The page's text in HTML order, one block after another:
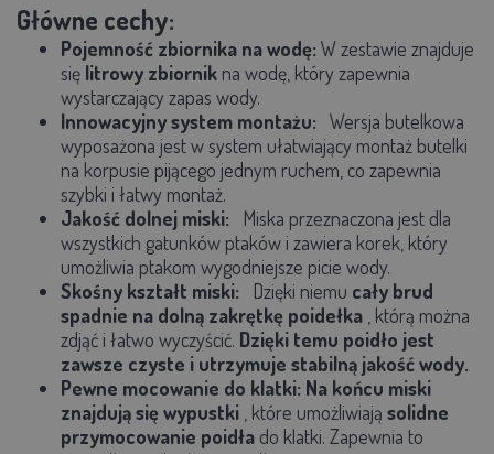
Główne cechy:
Pojemność zbiornika na wodę: W zestawie znajduje
się litrowy zbiornik na wodę, który zapewnia
wystarczający zapas wody.
Innowacyjny system montażu: Wersja butelkowa
wyposażona jest w system ułatwiający montaż butelki
na korpusie pijącego jednym ruchem, co zapewnia
szybki i łatwy montaż.
Jakość dolnej miski:
Miska przeznaczona jest dla
wszystkich gatunków ptaków i zawiera korek, który
umożliwia ptakom wygodniejsze picie wody.
Skośny kształt miski:
Dzięki niemu cały brud
spadnie na dolną zakrętkę poidełka , którą można
zdjąć i łatwo wyczyścić. Dzięki temu poidło jest
zawsze czyste i utrzymuje stabilną jakość wody.
Pewne mocowanie do klatki: Na końcu miski
znajdują się wypustki , które umożliwiają solidne
przymocowanie poidła do klatki. Zapewnia to